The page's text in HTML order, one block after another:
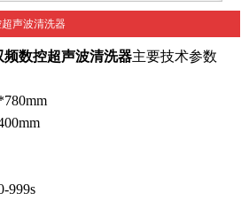
声波清洗器
数控超声波清洗器主要技术参数
999s